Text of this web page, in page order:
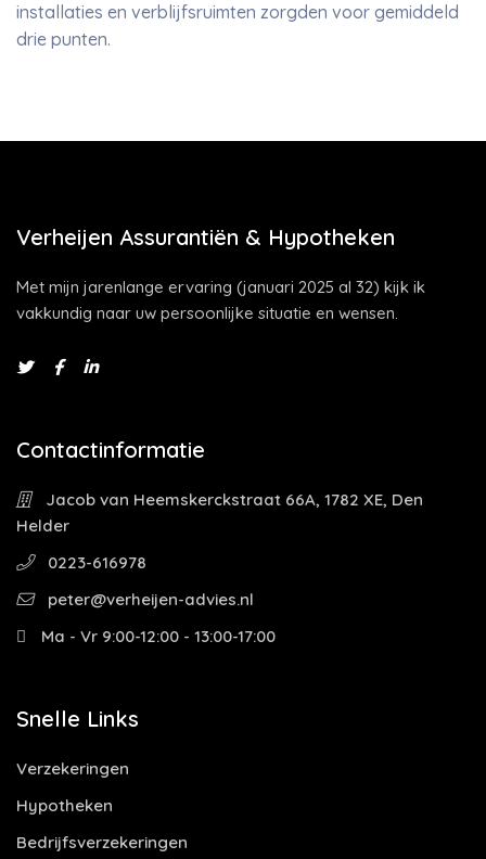
installaties en verblijfsruimten zorgden voor gemiddeld
drie punten.
Verheijen Assurantiën & Hypotheken
Met mijn jarenlange ervaring (januari 2025 al 32) kijk ik
vakkundig naar uw persoonlijke situatie en wensen.
Contactinformatie
Jacob van Heemskerckstraat 66A, 1782 XE, Den
Helder
0223-616978
peter@verheijen-advies.nl
Ma - Vr 9:00-12:00 - 13:00-17:00
Snelle Links
Verzekeringen
Hypotheken
Bedrijfsverzekeringen